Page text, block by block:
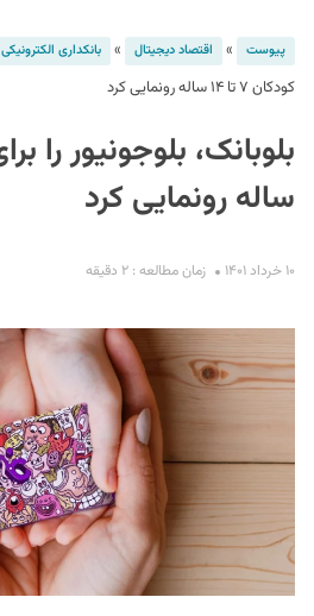
پیوست » اقتصاد دیجیتال » بانکداری الکترونیکی
کودکان ۷ تا ۱۴ ساله رونمایی کرد
ساله رونمایی کرد
۱۰ خرداد ۱۴۰۱ زمان مطالعه : ۲ دقیقه